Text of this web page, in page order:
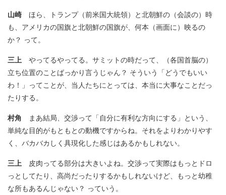
山崎 ほら、トランプ（前米国大統領）と北朝鮮の（会談の）時
も、アメリカの国旗と北朝鮮の国旗が、何本（画面に）映るの
か？ って。
三上 やってるやってる。サミットの時だって、（各国首脳の）
立ち位置のことばっかり言うじゃん？ そういう「どうでもいい
わ！」ってことが、当人たちにとっては、本当に大事なことだっ
たりする。
村角 まあ結局、交渉って「自分に有利な方向にする」という、
単純な目的がもともとの動機ですからね。それをよりわかりやす
く、バカバカしく具現化した感じはあるかもしれない。
三上 皮肉ってる部分は大きいよね。交渉って実際はもっとドロ
っとしてたり、高尚だったりするかもしれないけど、もっと幼稚
な所もあるんじゃない？ っていう。